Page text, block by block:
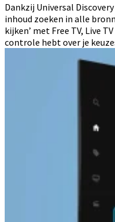
Dankzij Universal
inhoud zoeken in alle
kijken’ met Free TV, Live
controle hebt over je